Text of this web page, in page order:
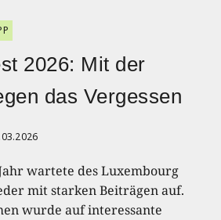
2026: Mit der
das Vergessen
wartete des Luxembourg
mit starken Beiträgen auf.
wurde auf interessante